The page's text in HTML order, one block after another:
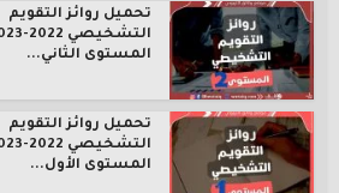
تحميل روائز التقويم
التشخيصي
المستوى الثاني...
تحميل روائز التقويم
التشخيصي
المستوى الأول...